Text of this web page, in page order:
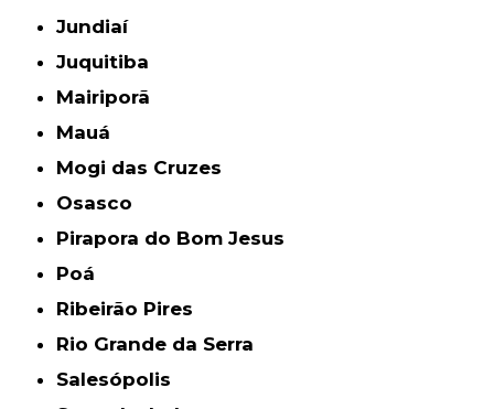
Jundiaí
Juquitiba
Mairiporã
Mauá
Mogi das Cruzes
Osasco
Pirapora do Bom Jesus
Poá
Ribeirão Pires
Rio Grande da Serra
Salesópolis